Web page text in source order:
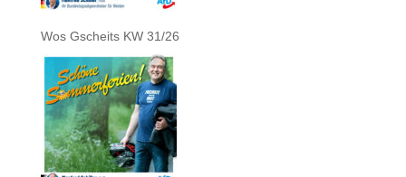
Wos Gscheits KW 31/26